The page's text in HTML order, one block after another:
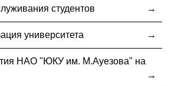
студентов
университета
НАО "ЮКУ им. М.Ауезова" на